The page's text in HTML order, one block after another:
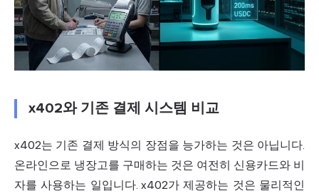
x402와 기존 결제 시스템 비교
x402는 기존 결제 방식의 장점을 능가하는 것은 아닙니다.
온라인으로 냉장고를 구매하는 것은 여전히 신용카드와 비
자를 사용하는 일입니다. x402가 제공하는 것은 물리적인